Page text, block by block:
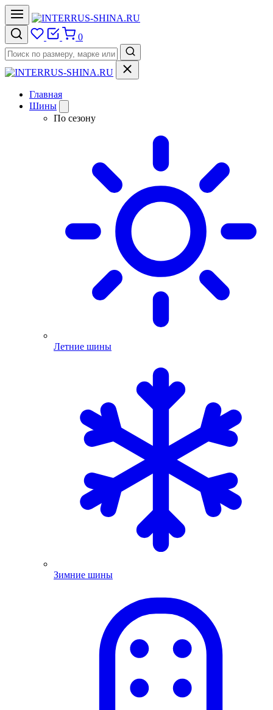
0
Главная
Шины
По сезону
Летние шины
Зимние шины